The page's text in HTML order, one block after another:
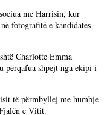
me Harrisin, kur
fotografitë e kandidates
Charlotte Emma
përqafua shpejt nga ekipi i
të përmbyllej me humbje
e Vitit.